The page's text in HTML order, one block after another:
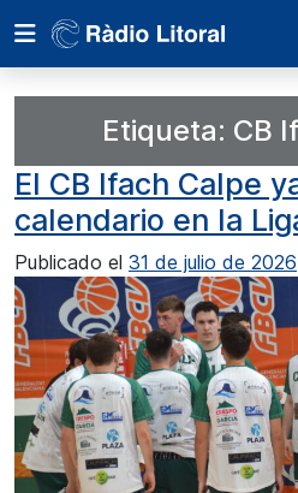
Etiqueta: CB
El CB Ifach Calpe
calendario en la
Publicado el 31 de julio de 2026